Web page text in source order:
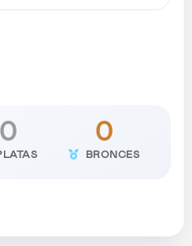
0 0
BRONCES